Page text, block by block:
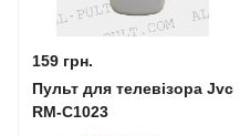
159 грн.
Пульт для телевізора Jvc
RM-C1023